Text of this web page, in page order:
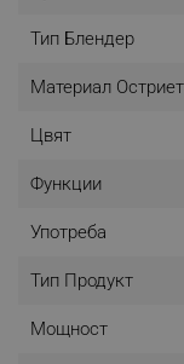
Тип Блендер
Материал
Цвят
Функции
Употреба
Тип Продукт
Мощност